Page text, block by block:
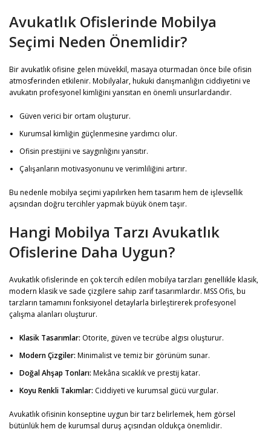
Avukatlık Ofislerinde Mobilya
Seçimi Neden Önemlidir?
Bir avukatlık ofisine gelen müvekkil, masaya oturmadan önce bile ofisin
atmosferinden etkilenir. Mobilyalar, hukuki danışmanlığın ciddiyetini ve
avukatın profesyonel kimliğini yansıtan en önemli unsurlardandır.
Güven verici bir ortam oluşturur.
Kurumsal kimliğin güçlenmesine yardımcı olur.
Ofisin prestijini ve saygınlığını yansıtır.
Çalışanların motivasyonunu ve verimliliğini artırır.
Bu nedenle mobilya seçimi yapılırken hem tasarım hem de işlevsellik
açısından doğru tercihler yapmak büyük önem taşır.
Hangi Mobilya Tarzı Avukatlık
Ofislerine Daha Uygun?
Avukatlık ofislerinde en çok tercih edilen mobilya tarzları genellikle klasik,
modern klasik ve sade çizgilere sahip zarif tasarımlardır. MSS Ofis, bu
tarzların tamamını fonksiyonel detaylarla birleştirerek profesyonel
çalışma alanları oluşturur.
Klasik Tasarımlar: Otorite, güven ve tecrübe algısı oluşturur.
Modern Çizgiler: Minimalist ve temiz bir görünüm sunar.
Doğal Ahşap Tonları: Mekâna sıcaklık ve prestij katar.
Koyu Renkli Takımlar: Ciddiyeti ve kurumsal gücü vurgular.
Avukatlık ofisinin konseptine uygun bir tarz belirlemek, hem görsel
bütünlük hem de kurumsal duruş açısından oldukça önemlidir.